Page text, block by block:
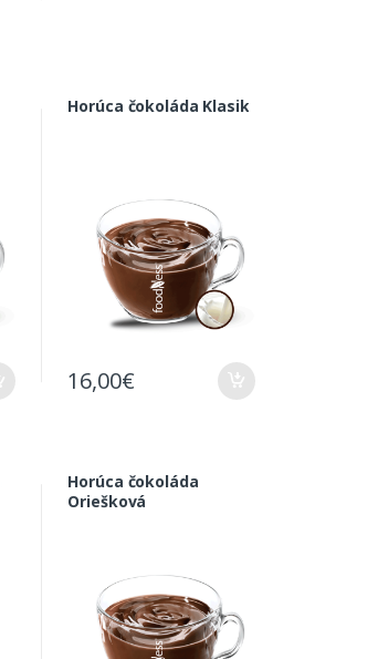
Horúca čokoláda Klasik
16,00€
Horúca čokoláda
Oriešková